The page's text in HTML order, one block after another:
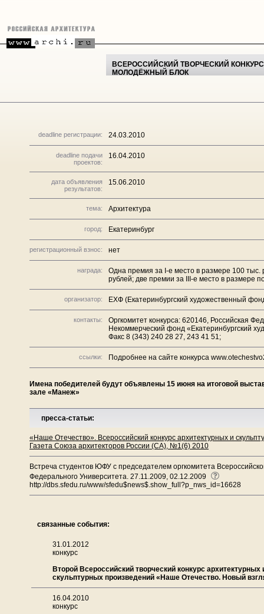
ВСЕРОССИЙСКИЙ ТВОРЧЕСКИЙ
МОЛОДЁЖНЫЙ БЛОК
deadline регистрации: 24.03.2010
deadline подачи
проектов:
16.04.2010
дата объявления
результатов:
15.06.2010
тема: Архитектура
город: Екатеринбург
регистрационный взнос: нет
награда:
Одна премия за I-е место в размере 100 тыс.
рублей; две премии за III-е место в размере
организатор: ЕХФ (Екатеринбургский художественный
контакты:
Оргкомитет конкурса: 620146, Российская
Некоммерческий фонд «Екатеринбургский
Факс 8 (343) 240 28 27, 243 41 51;
ссылки: Подробнее на сайте конкурса
Имена победителей будут объявлены 15 июня на итоговой
зале «Манеж»
пресса-статьи:
«Наше Отечество». Всероссийский конкурс архитектурных и
Газета Союза архитекторов России (СА), №1(6) 2010
Встреча студентов ЮФУ с председателем оргкомитета
Федерального Университета. 27.11.2009, 02.12.2009
http://dbs.sfedu.ru/www/sfedu$news$.show_full?p_nws_id=16628
связанные события:
31.01.2012
конкурс
Второй Всероссийский творческий конкурс архитектурных
скульптурных произведений «Наше Отечество. Новый
16.04.2010
конкурс